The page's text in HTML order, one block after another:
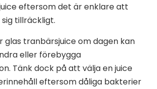
eftersom det är enklare att
tillräckligt.
glas tranbärsjuice om dagen kan
eller förebygga
Tänk dock på att välja en juice
eftersom dåliga bakterier